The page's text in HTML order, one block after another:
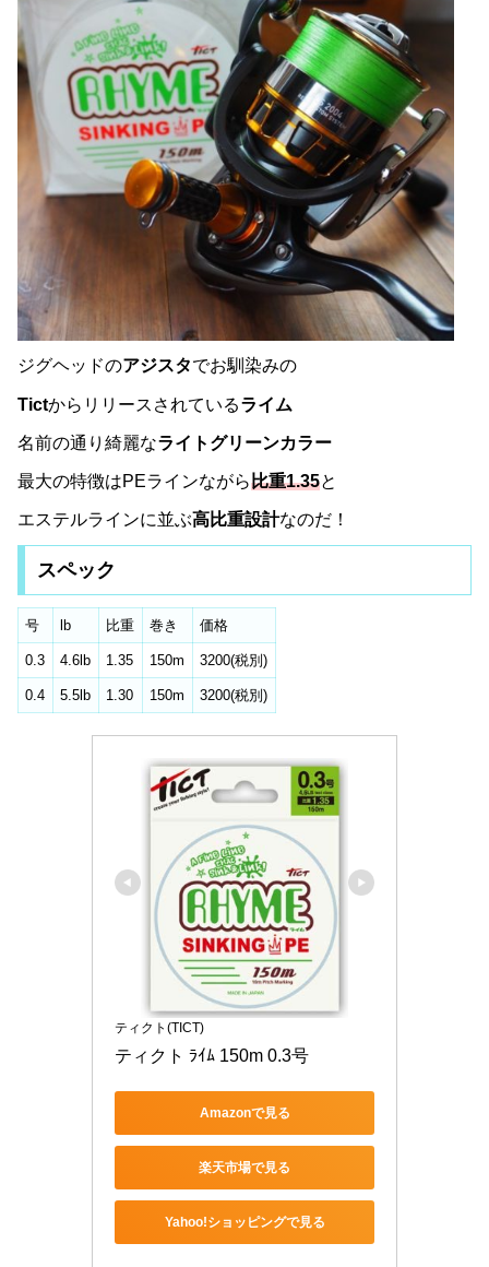
ジグヘッドのアジスタでお馴染みの
Tictからリリースされているライム
名前の通り綺麗なライトグリーンカラー
最大の特徴はPEラインながら比重1.35と
エステルラインに並ぶ高比重設計なのだ！
スペック
号 lb 比重 巻き 価格
0.3 4.6lb 1.35 150m 3200(税別)
0.4 5.5lb 1.30 150m 3200(税別)
ティクト(TICT)
ティクト ﾗｲﾑ 150m 0.3号
Amazonで見る
楽天市場で見る
Yahoo!ショッピングで見る